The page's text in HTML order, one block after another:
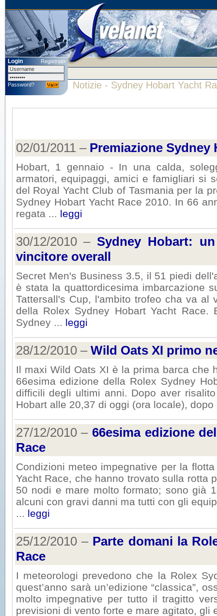
Login Registrati»
Password? Notizie - Sydney Hobart Yacht
02/01/2011 – Premiazione Sydney
Hobart, 1 gennaio - In una calda,
armatori, equipaggi, amici e famigliari si
del Royal Yacht Club of Tasmania per la
Sydney Hobart Yacht Race 2010. In 66
regata ... leggi
30/12/2010 – Sydney Hobart:
vincitore overall
Secret Men's Business 3.5, il 51 piedi
è stata la quattordicesima imbarcazione
Tattersall's Cup, l'ambito trofeo cha va al
della Rolex Sydney Hobart Yacht Race.
Sydney ... leggi
28/12/2010 – Wild Oats XI primo
Il maxi Wild Oats XI è la prima barca che
66esima edizione della Rolex Sydney
difficili degli ultimi anni. Dopo aver
Hobart alle 20,37 di oggi (ora locale),
27/12/2010 – 66esima edizione
Race
Condizioni meteo impegnative per la
Yacht Race, che hanno trovato sulla rotta
50 nodi e mare molto formato; sono già
alcuni con gravi danni ma tutti con gli
... leggi
25/12/2010 – Parte domani la
Race
I meteorologi prevedono che la Rolex
quest’anno sarà un’edizione “classica”,
molto impegnative per tutto il tragitto
previsioni di vento forte e mare agitato, gli